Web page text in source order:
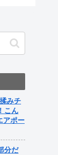
みチ
こん
アポー
分だ